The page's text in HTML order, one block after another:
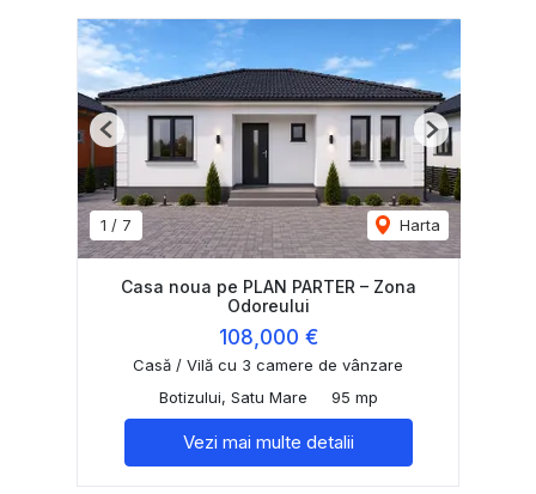
1 / 7 Harta
Previous Next
Casa noua pe PLAN PARTER – Zona
Odoreului
108,000 €
Casă / Vilă cu 3 camere de vânzare
Botizului, Satu Mare
95 mp
Vezi mai multe detalii